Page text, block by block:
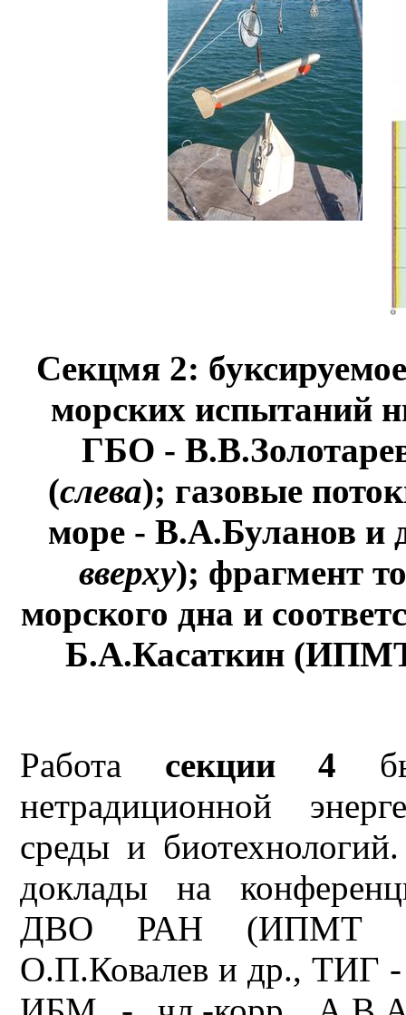
Секцмя 2:
морских испытаний
ГБО -
(слева); газовые
море - В.А.Буланов
вверху); фрагмент
морского дна и
Б.А.Касаткин
Работа секции 4
нетрадиционной
среды и
доклады на
ДВО РАН (ИПМТ -
О.П.Ковалев и др., ТИГ